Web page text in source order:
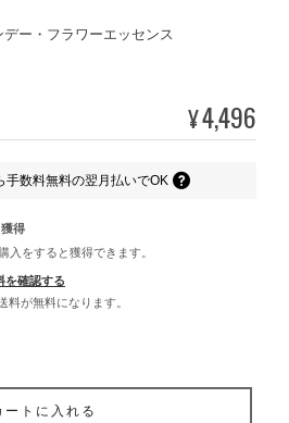
ー・フラワーエッセンス
¥4,496
手数料無料の翌月払いでOK
獲得
入をすると獲得できます。
を確認する
が無料になります。
ートに入れる